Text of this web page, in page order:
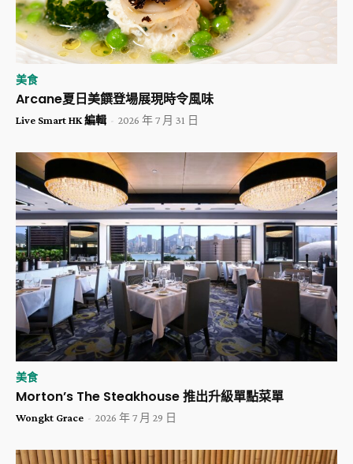
美食
Arcane夏日美饌登場展現時令風味
Live Smart HK 編輯 - 2026 年 7 月 31 日
美食
Morton’s The Steakhouse 推出升級單點菜單
Wongkt Grace - 2026 年 7 月 29 日